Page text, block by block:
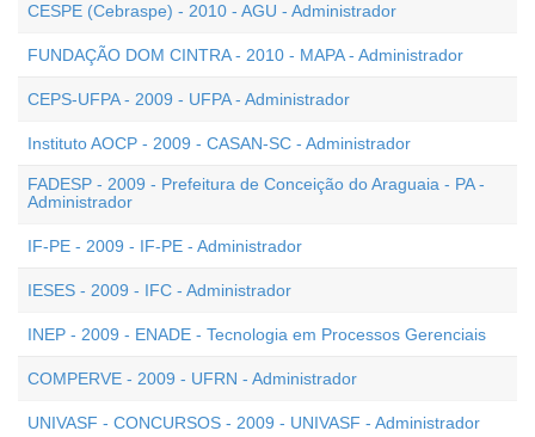
CESPE (Cebraspe) - 2010 - AGU - Administrador
FUNDAÇÃO DOM CINTRA - 2010 - MAPA - Administrador
CEPS-UFPA - 2009 - UFPA - Administrador
Instituto AOCP - 2009 - CASAN-SC - Administrador
FADESP - 2009 - Prefeitura de Conceição do Araguaia - PA -
Administrador
IF-PE - 2009 - IF-PE - Administrador
IESES - 2009 - IFC - Administrador
INEP - 2009 - ENADE - Tecnologia em Processos Gerenciais
COMPERVE - 2009 - UFRN - Administrador
UNIVASF - CONCURSOS - 2009 - UNIVASF - Administrador